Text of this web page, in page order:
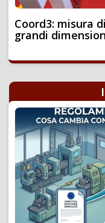
Coord3: misura
grandi